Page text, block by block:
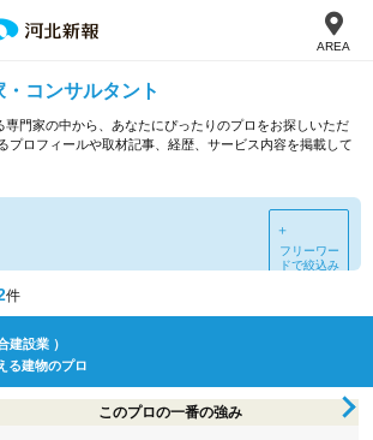
AREA
コンサルタント
専門家の中から、あなたにぴったりのプロをお探しいただ
プロフィールや取材記事、経歴、サービス内容を掲載して
＋
フリーワー
ドで絞込み
件
建設業 ）
る建物のプロ
このプロの一番の強み